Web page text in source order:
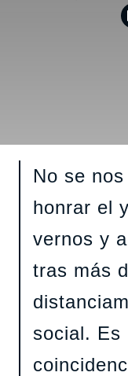
No se
honrar el
vernos y
tras más
social. Es